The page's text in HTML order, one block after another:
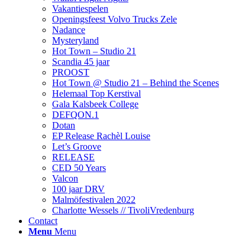
Vakantiespelen
Openingsfeest Volvo Trucks Zele
Nadance
Mysteryland
Hot Town – Studio 21
Scandia 45 jaar
PROOST
Hot Town @ Studio 21 – Behind the Scenes
Helemaal Top Kerstival
Gala Kalsbeek College
DEFQON.1
Dotan
EP Release Rachèl Louise
Let’s Groove
RELEASE
CED 50 Years
Valcon
100 jaar DRV
Malmöfestivalen 2022
Charlotte Wessels // TivoliVredenburg
Contact
Menu Menu